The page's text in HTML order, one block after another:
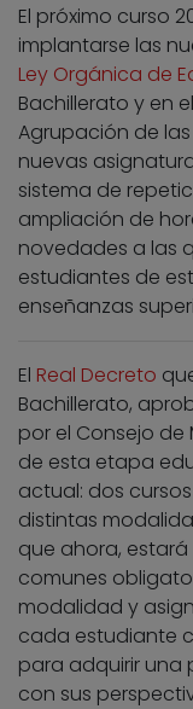
El próximo curso
implantarse las
Ley Orgánica de
Bachillerato y en
Agrupación de
nuevas
sistema de
ampliación de
novedades a las
estudiantes de
enseñanzas
El Real Decreto
Bachillerato,
por el Consejo de
de esta etapa
actual: dos
distintas
que ahora,
comunes
modalidad y
cada estudiante
para adquirir una
con sus